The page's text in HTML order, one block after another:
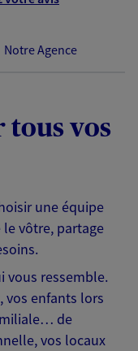
Notre Agence
tous vos
une équipe
vôtre, partage
vous ressemble.
vos enfants lors
de
vos locaux